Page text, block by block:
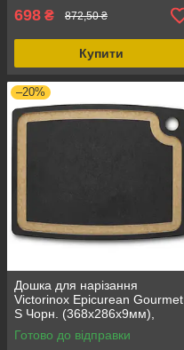
698 ₴ 872,50 ₴
Купити
–20%
Дошка для нарізання
Victorinox Epicurean Gourmet
S Чорн. (368x286x9мм),
паперовий композит, 1021 г,
термостійка до 175°C
Готово до відправки